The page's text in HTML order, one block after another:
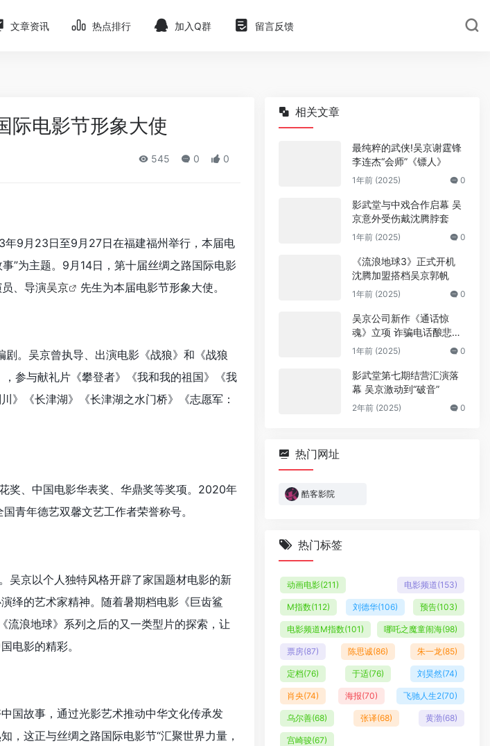
文章资讯 热点排行 加入Q群 留言反馈
际电影节形象大使
545 0 0
年9月23日至9月27日在福建福州举行，本届电
”为主题。9月14日，第十届丝绸之路国际电影
员、导演吴京 先生为本届电影节形象大使。
。 吴京曾执导、出演电影《战狼》和《战狼
参与献礼片《攀登者》《我和我的祖国》《我
》《长津湖》《长津湖之水门桥》《志愿军：
奖、中国电影华表奖、华鼎奖等奖项。2020年
青年德艺双馨文艺工作者荣誉称号。
吴京以个人独特风格开辟了家国题材电影的新
绎的艺术家精神。随着暑期档电影《巨齿鲨
流浪地球》系列之后的又一类型片的探索，让
电影的精彩。
国故事，通过光影艺术推动中华文化传承发
，这正与丝绸之路国际电影节“汇聚世界力量，
相关文章
最纯粹的武侠!吴京谢霆锋
李连杰“会师”《镖人》
1年前 (2025) 0
影武堂与中戏合作启幕 吴
京意外受伤戴沈腾脖套
1年前 (2025) 0
《流浪地球3》正式开机
沈腾加盟搭档吴京郭帆
1年前 (2025) 0
吴京公司新作《通话惊
魂》立项 诈骗电话酿悲
剧！
1年前 (2025) 0
影武堂第七期结营汇演落
幕 吴京激动到“破音”
2年前 (2025) 0
热门网址
酷客影院
热门标签
动画电影(211) 电影频道(153)
M指数(112) 刘德华(106) 预告(103)
电影频道M指数(101) 哪吒之魔童闹海(98)
票房(87) 陈思诚(86) 朱一龙(85)
定档(76) 于适(76) 刘昊然(74)
肖央(74) 海报(70) 飞驰人生2(70)
乌尔善(68) 张译(68) 黄渤(68)
宫崎骏(67)